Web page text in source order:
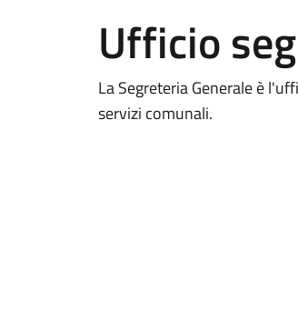
Ufficio
La Segreteria Generale è
servizi comunali.